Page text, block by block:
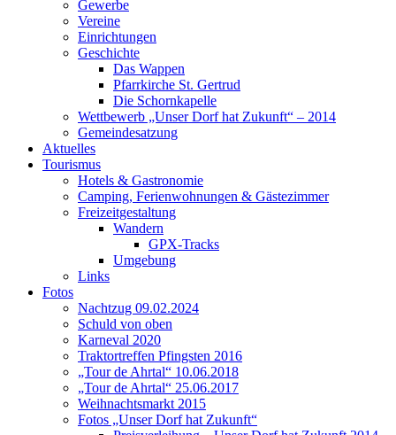
Gewerbe
Vereine
Einrichtungen
Geschichte
Das Wappen
Pfarrkirche St. Gertrud
Die Schornkapelle
Wettbewerb „Unser Dorf hat Zukunft“ – 2014
Gemeindesatzung
Aktuelles
Tourismus
Hotels & Gastronomie
Camping, Ferienwohnungen & Gästezimmer
Freizeitgestaltung
Wandern
GPX-Tracks
Umgebung
Links
Fotos
Nachtzug 09.02.2024
Schuld von oben
Karneval 2020
Traktortreffen Pfingsten 2016
„Tour de Ahrtal“ 10.06.2018
„Tour de Ahrtal“ 25.06.2017
Weihnachtsmarkt 2015
Fotos „Unser Dorf hat Zukunft“